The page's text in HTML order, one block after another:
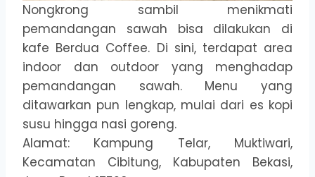
Nongkrong sambil menikmati
pemandangan sawah bisa dilakukan di
kafe Berdua Coffee. Di sini, terdapat area
indoor dan outdoor yang menghadap
pemandangan sawah. Menu yang
ditawarkan pun lengkap, mulai dari es kopi
susu hingga nasi goreng.
Alamat: Kampung Telar, Muktiwari,
Kecamatan Cibitung, Kabupaten Bekasi,